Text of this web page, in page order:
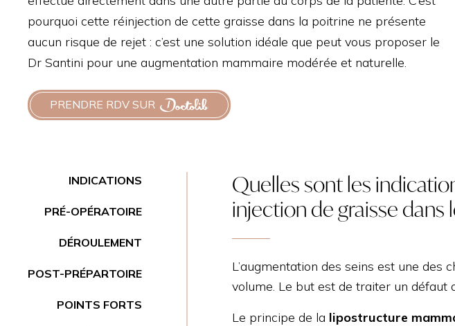
MORPHEUS 8
pourquoi cette réinjection de cette graisse dans la poitrine ne présente
aucun risque de rejet : c’est une solution idéale que peut vous proposer le
Dr Santini pour une augmentation mammaire modérée et naturelle.
PRENDRE RDV SUR
INDICATIONS
PRÉ-OPÉRATOIRE
DÉROULEMENT
POST-PRÉPARTOIRE
POINTS FORTS
Quelles sont les
injection de graisse dans
L’augmentation des seins est une
volume. Le but est de traiter un défaut
Le principe de la lipostructure